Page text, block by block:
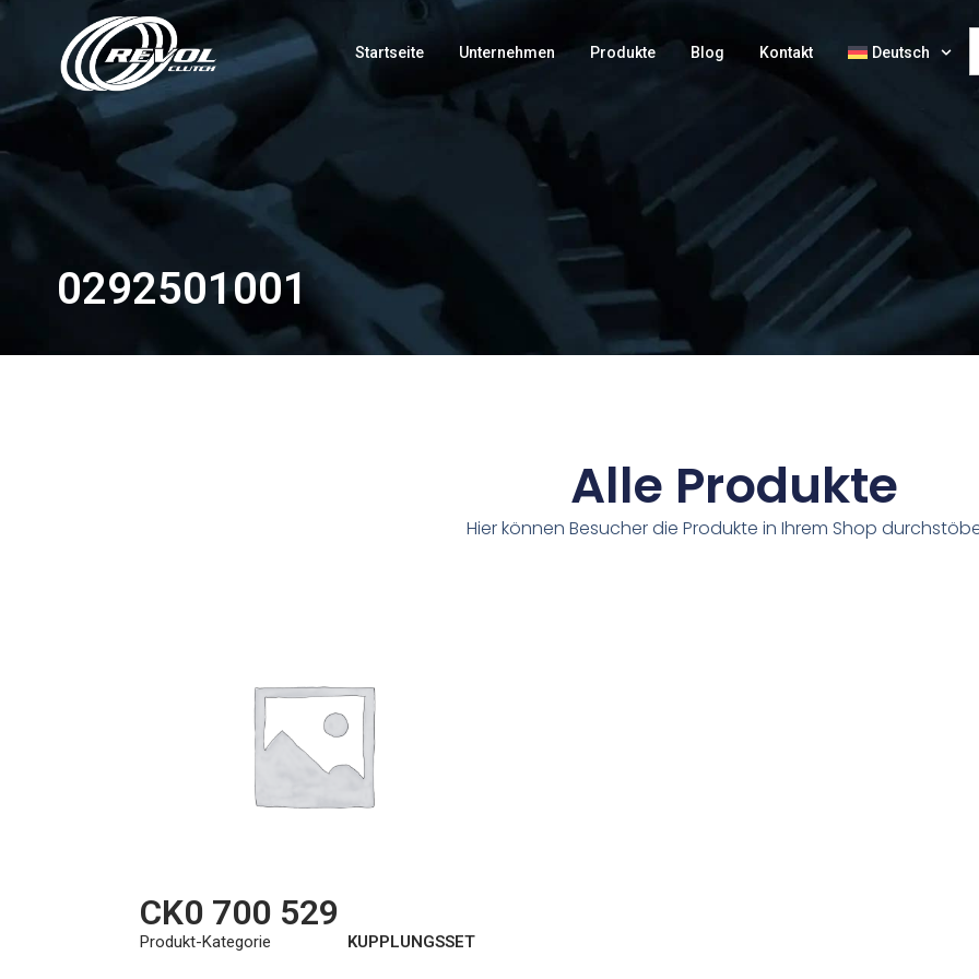
Startseite Unternehmen Produkte Blog Kontakt Deutsch
0292501001
Alle Produkte
Hier können Besucher die Produkte in Ihrem Shop
CK0 700 529
Produkt-Kategorie KUPPLUNGSSET